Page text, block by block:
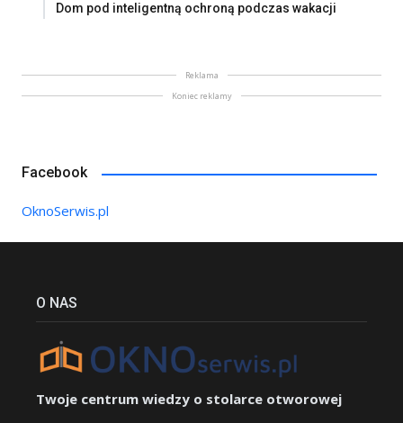
Dom pod inteligentną ochroną podczas wakacji
Reklama
Koniec reklamy
Facebook
OknoSerwis.pl
O NAS
Twoje centrum wiedzy o stolarce otworowej